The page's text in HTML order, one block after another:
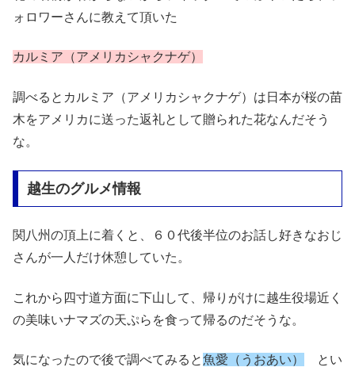
ォロワーさんに教えて頂いた
カルミア（アメリカシャクナゲ）
調べるとカルミア（アメリカシャクナゲ）は日本が桜の苗
木をアメリカに送った返礼として贈られた花なんだそう
な。
越生のグルメ情報
関八州の頂上に着くと、６０代後半位のお話し好きなおじ
さんが一人だけ休憩していた。
これから四寸道方面に下山して、帰りがけに越生役場近く
の美味いナマズの天ぷらを食って帰るのだそうな。
気になったので後で調べてみると魚愛（うおあい）
とい